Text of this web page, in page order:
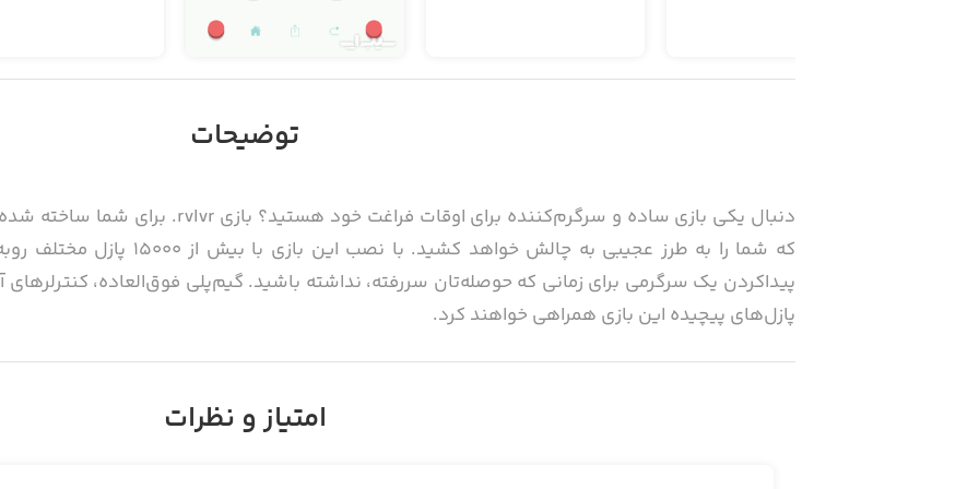
توضیحات
که شما را به طرز عجیبی به چالش
پیداکردن یک سرگرمی برای زمانی که حوصله‌تان سررفته، نداشته باشید. گیم‌پلی فوق‌العاده، کنترلرهای
پازل‌های پیچیده این بازی همراهی خواهند کرد.
قانون بازی بسیار ساده است. حلقه‌های رنگی‌ را باید طوری بچرخانید که الگوی نقاط روی آن‌ها با
امتیاز و نظرات